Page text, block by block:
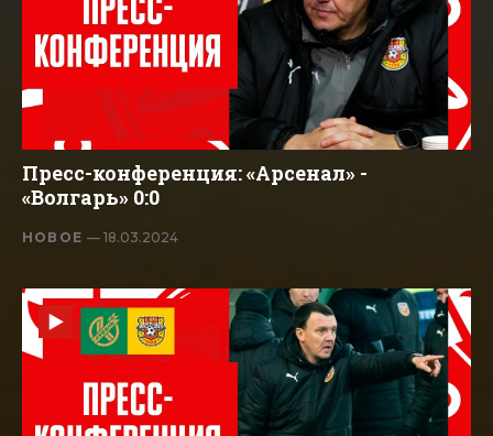
Пресс-конференция: «Арсенал» -
«Волгарь» 0:0
НОВОЕ— 18.03.2024